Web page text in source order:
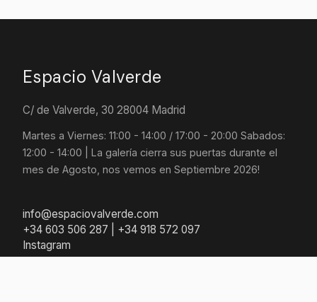
Espacio Valverde
C/ de Valverde, 30 28004 Madrid
Martes a Viernes: 11:00 - 14:00 / 17:00 - 20:00 Sabados:
12:00 - 14:00 | La galería cierra sus puertas durante el
mes de Agosto, nos vemos en Septiembre 2026!
info@espaciovalverde.com
+34 603 506 287 | +34 918 572 097
Instagram